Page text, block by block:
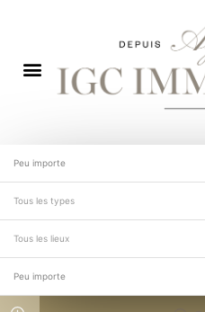
Peu importe
Tous les types
Tous les lieux
Peu importe